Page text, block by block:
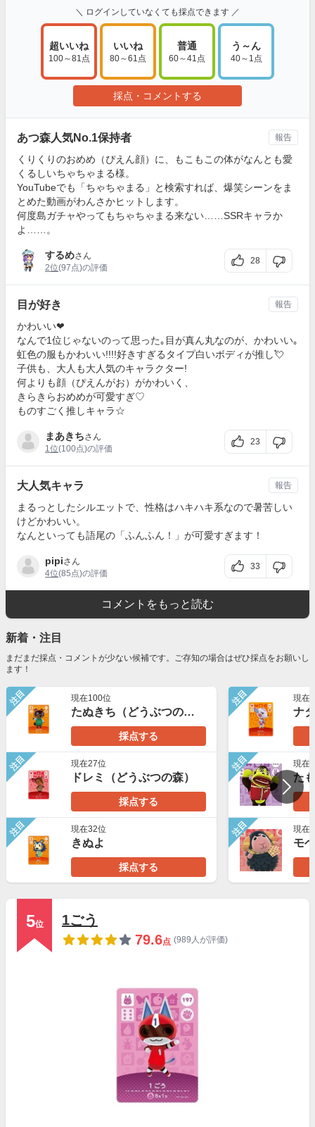
＼ ログインしていなくても採点できます ／
超いいね
100～81点
いいね
80～61点
普通
60～41点
う～ん
40～1点
採点・コメントする
あつ森人気No.1保持者
くりくりのおめめ（ぴえん顔）に、もこもこの体がなんとも愛
くるしいちゃちゃまる様。
YouTubeでも「ちゃちゃまる」と検索すれば、爆笑シーンをま
とめた動画がわんさかヒットします。
何度島ガチャやってもちゃちゃまる来ない……SSRキャラか
よ……。
するめさん
2位(97点)の評価
28
報告
目が好き
かわいい❤
なんで1位じゃないのって思った｡目が真ん丸なのが、かわいい｡
虹色の服もかわいい!!!!好きすぎるタイプ白いボディが推し💘
子供も、大人も大人気のキャラクター!
何よりも顔（ぴえんがお）がかわいく、
きらきらおめめが可愛すぎ♡
ものすごく推しキャラ☆
まあきちさん
1位(100点)の評価
23
報告
大人気キャラ
まるっとしたシルエットで、性格はハキハキ系なので暑苦しい
けどかわいい。
なんといっても語尾の「ふんふん！」が可愛すぎます！
pipiさん
4位(85点)の評価
33
報告
コメントをもっと読む
新着・注目
まだまだ採点・コメントが少ない候補です。ご存知の場合はぜひ採点をお願いし
ます！
注目 現在100位
たぬきち（どうぶつの森）
採点する
注目 現在27位
ドレミ（どうぶつの森）
採点する
注目 現在32位
きぬよ
採点する
注目 現在
注目 現在
た
注目 現在
モ
5位
1ごう
79.6点 (989人が評価)